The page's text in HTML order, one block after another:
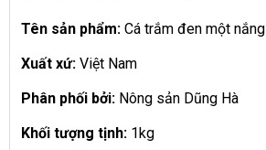
Tên sản phẩm: Cá trắm đen một nắng
Xuất xứ: Việt Nam
Phân phối bởi: Nông sản Dũng Hà
Khối tượng tịnh: 1kg